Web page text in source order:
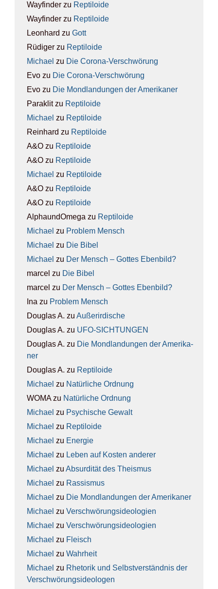
Wayfinder zu Rep­ti­lo­ide
Wayfinder zu Rep­ti­lo­ide
Leonhard zu Gott
Rüdiger zu Rep­ti­lo­ide
Michael zu Die Coro­na-Ver­schwö­rung
Evo zu Die Coro­na-Ver­schwö­rung
Evo zu Die Mond­lan­dun­gen der Ame­ri­ka­ner
Paraklitzu Rep­ti­lo­ide
Michael zu Rep­ti­lo­ide
Reinhard zu Rep­ti­lo­ide
A&O zu Rep­ti­lo­ide
A&O zu Rep­ti­lo­ide
Michael zu Rep­ti­lo­ide
A&O zu Rep­ti­lo­ide
A&O zu Rep­ti­lo­ide
AlphaundOmega zu Rep­ti­lo­ide
Michael zu Pro­blem Mensch
Michael zu Die Bibel
Michael zu Der Mensch – Got­tes Eben­bild?
marcel zu Die Bibel
marcel zu Der Mensch – Got­tes Eben­bild?
Ina zu Pro­blem Mensch
Douglas A. zu Außer­ir­di­sche
Douglas A. zu UFO-SICH­TUN­GEN
Douglas A. zu Die Mond­lan­dun­gen der Ame­ri­ka­
ner
Douglas A. zu Rep­ti­lo­ide
Michael zu Natür­li­che Ord­nung
WOMAzu Natür­li­che Ord­nung
Michael zu Psy­chi­sche Gewalt
Michael zu Rep­ti­lo­ide
Michael zu Ener­gie
Michael zu Leben auf Kos­ten ande­rer
Michael zu Absur­di­tät des The­is­mus
Michael zu Ras­sis­mus
Michael zu Die Mond­lan­dun­gen der Ame­ri­ka­ner
Michael zu Ver­schwö­rungs­ideo­lo­gien
Michael zu Ver­schwö­rungs­ideo­lo­gien
Michael zu Fleisch
Michael zu Wahr­heit
Michael zu Rhe­to­rik und Selbst­ver­ständ­nis der
Ver­schwö­rungs­ideo­lo­gen